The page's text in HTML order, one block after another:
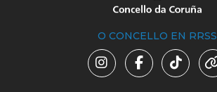
O CONCELLO EN RRSS